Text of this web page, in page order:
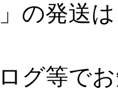
の発送
グ等で